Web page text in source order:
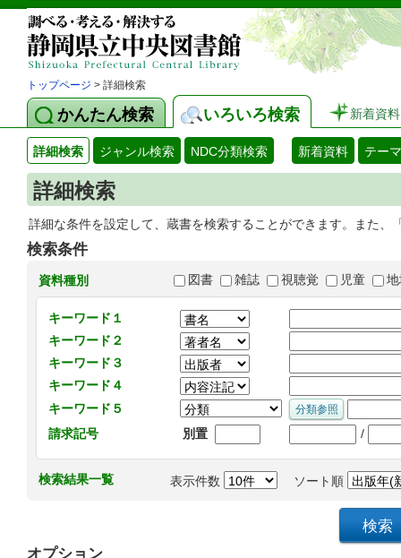
トップページ > 詳細検索
かんたん検索 いろいろ検索 新着資料
詳細検索 ジャンル検索 NDC分類検索 新着資料 テー
詳細検索
詳細な条件を設定して、蔵書を検索することができます。また
検索条件
資料種別 図書 雑誌 視聴覚 児童
キーワード１
キーワード２
キーワード３
キーワード４
キーワード５
請求記号
別置 /
検索結果一覧 表示件数 ソート順
オプション